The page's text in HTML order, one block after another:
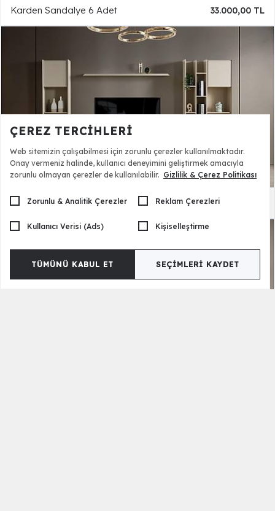
Karden Sandalye 6 Adet 33.000,00 TL
Karden Tv Ünitesi - Maxi 27.990,00 TL
ÇEREZ TERCIHLERI
Web sitemizin çalışabilmesi için zorunlu çerezler kullanılmaktadır.
Onay vermeniz halinde, kullanıcı deneyimini geliştirmek amacıyla
zorunlu olmayan çerezler de kullanılabilir. Gizlilik & Çerez Politikası
Zorunlu & Analitik Çerezler Reklam Çerezleri
Kullanıcı Verisi (Ads) Kişiselleştirme
TÜMÜNÜ KABUL ET SEÇIMLERI KAYDET